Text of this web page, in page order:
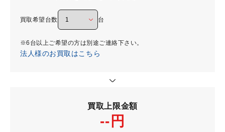
買取希望台数 台
※6台以上ご希望の方は別途ご連絡下さい。
法人様のお買取はこちら
買取上限金額
--円